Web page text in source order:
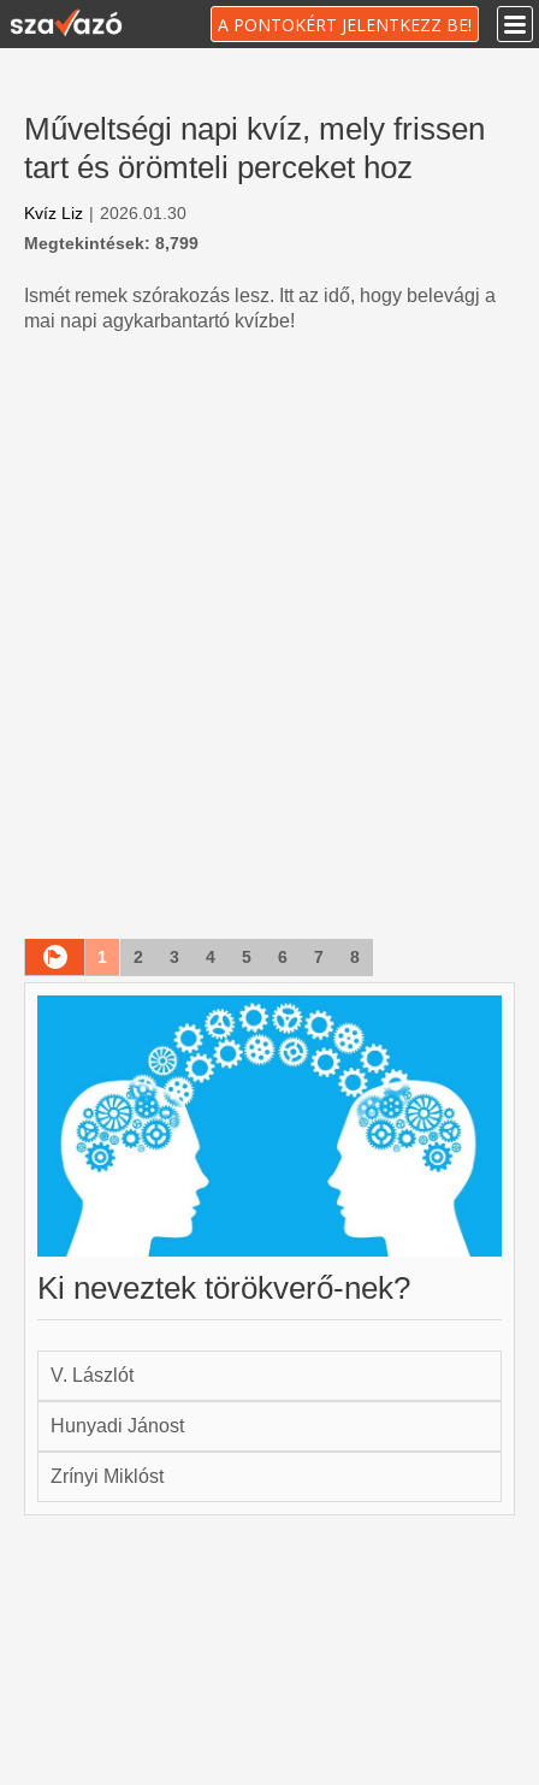
A PONTOKÉRT JELENTKEZZ BE!
Műveltségi napi kvíz, mely frissen
tart és örömteli perceket hoz
Kvíz Liz | 2026.01.30
Megtekintések: 8,799
Ismét remek szórakozás lesz. Itt az idő, hogy belevágj a
mai napi agykarbantartó kvízbe!
1 2 3 4 5 6 7 8
Ki neveztek törökverő-nek?
V. Lászlót
Hunyadi Jánost
Zrínyi Miklóst